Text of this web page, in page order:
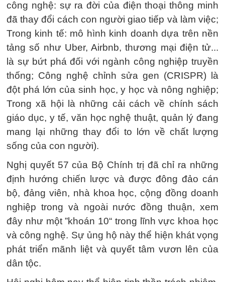
công nghệ: sự ra đời của điện thoại thông minh
đã thay đổi cách con người giao tiếp và làm việc;
Trong kinh tế: mô hình kinh doanh dựa trên nền
tảng số như Uber, Airbnb, thương mại điện tử...
là sự bứt phá đối với ngành công nghiệp truyền
thống; Công nghệ chỉnh sửa gen (CRISPR) là
đột phá lớn của sinh học, y học và nông nghiệp;
Trong xã hội là những cải cách về chính sách
giáo dục, y tế, văn học nghệ thuật, quản lý đang
mang lại những thay đổi to lớn về chất lượng
sống của con người).
Nghị quyết 57 của Bộ Chính trị đã chỉ ra những
định hướng chiến lược và được đông đảo cán
bộ, đảng viên, nhà khoa học, cộng đồng doanh
nghiệp trong và ngoài nước đồng thuận, xem
đây như một ”khoán 10“ trong lĩnh vực khoa học
và công nghệ. Sự ủng hộ này thể hiện khát vọng
phát triển mãnh liệt và quyết tâm vươn lên của
dân tộc.